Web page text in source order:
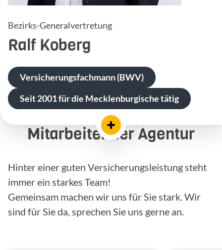
Bezirks-Generalvertretung
Ralf Koberg
Versicherungsfachmann (BWV)
Seit 2001 für die Mecklenburgische tätig
Mitarbeiter der Agentur
Hinter einer guten Versicherungsleistung steht
immer ein starkes Team!
Gemeinsam machen wir uns für Sie stark. Wir
sind für Sie da, sprechen Sie uns gerne an.